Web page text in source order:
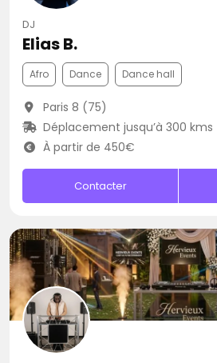
DJ
Elias B.
Afro Dance Dance hall
Paris 8 (75)
Déplacement jusqu’à 300 kms
À partir de 450€
Contacter